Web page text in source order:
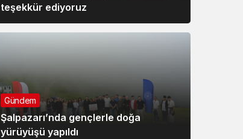
teşekkür ediyoruz
Gündem
Şalpazarı’nda gençlerle doğa
yürüyüşü yapıldı